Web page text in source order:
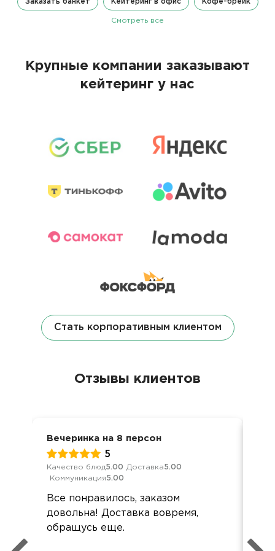
Заказать банкет Кейтеринг в офис Кофе-брейк
Смотреть все
Крупные компании заказывают
кейтеринг у нас
Стать корпоративным клиентом
Отзывы клиентов
Вечеринка на 8 персон
5
Качество блюд5.00 Доставка5.00
Коммуникация5.00
Все понравилось, заказом
довольна! Доставка вовремя,
обращусь еще.